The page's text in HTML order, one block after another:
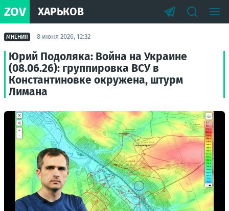
ZOV ХАРЬКОВ
МНЕНИЯ 8 июня 2026, 12:32
Юрий Подоляка: Война на Украине
(08.06.26): группировка ВСУ в
Константиновке окружена, штурм
Лимана